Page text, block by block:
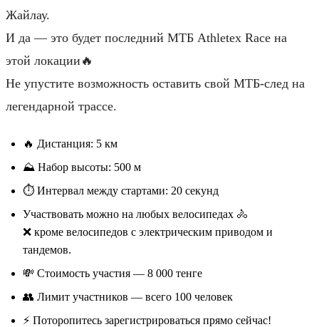
Жайлау.
И да — это будет последний МТБ Athletex Race на
этой локации🔥
Не упустите возможность оставить свой МТБ-след на
легендарной трассе.
🔥 Дистанция: 5 км
⛰️ Набор высоты: 500 м
⏱️ Интервал между стартами: 20 секунд
Участвовать можно на любых велосипедах 🚴
❌ кроме велосипедов с электрическим приводом и
тандемов.
💸 Стоимость участия — 8 000 тенге
👥 Лимит участников — всего 100 человек
⚡ Поторопитесь зарегистрироваться прямо сейчас!